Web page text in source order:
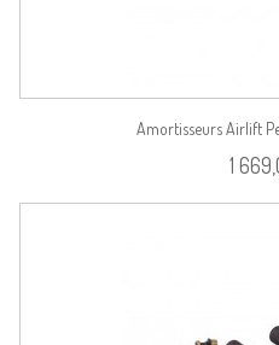
Amortisseurs Airlift
1